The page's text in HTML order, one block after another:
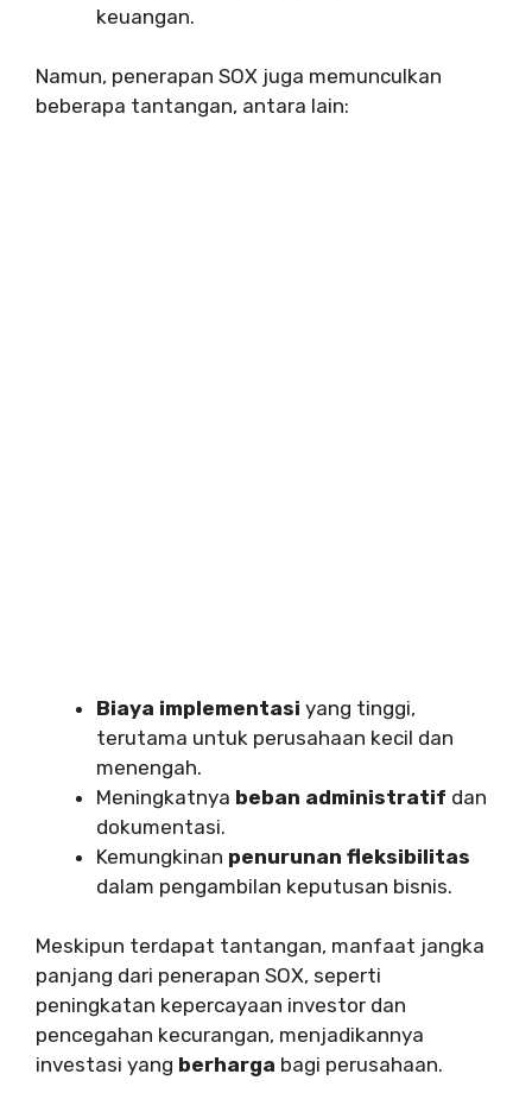
keuangan.
Namun, penerapan SOX juga memunculkan
beberapa tantangan, antara lain:
Biaya implementasi yang tinggi,
terutama untuk perusahaan kecil dan
menengah.
Meningkatnya beban administratif dan
dokumentasi.
Kemungkinan penurunan fleksibilitas
dalam pengambilan keputusan bisnis.
Meskipun terdapat tantangan, manfaat jangka
panjang dari penerapan SOX, seperti
peningkatan kepercayaan investor dan
pencegahan kecurangan, menjadikannya
investasi yang berharga bagi perusahaan.